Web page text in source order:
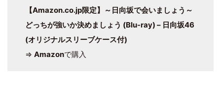
【Amazon.co.jp限定】～日向坂で会いましょう～
どっちが強いか決めましょう (Blu-ray) – 日向坂46
(オリジナルスリーブケース付)
⇒ Amazonで購入